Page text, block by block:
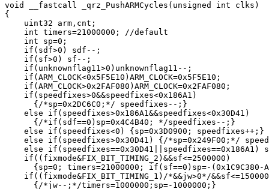
void __fastcall _qrz_PushARMCycles(unsigned int clks)
{
    uint32 arm,cnt;
    int timers=21000000; //default
    int sp=0;
    if(sdf>0) sdf--;
    if(sf>0) sf--;
    if(unknownflag11>0)unknownflag11--;
    if(ARM_CLOCK<0x5F5E10)ARM_CLOCK=0x5F5E10;
    if(ARM_CLOCK>0x2FAF080)ARM_CLOCK=0x2FAF080;
    if(speedfixes>0&&speedfixes<0x186A1)
      {/*sp=0x2DC6C0;*/ speedfixes--;}
    else if(speedfixes>0x186A1&&speedfixes<0x30D41)
      {/*if(sdf==0)sp=0x4C4B40; */speedfixes--;}
    else if(speedfixes<0) {sp=0x3D0900; speedfixes++;}
else if(speedfixes>0x30D41) {/*sp=0x249F00;*/
else if(speedfixes==0x30D41||speedfixes==0x186A1)
    if((fixmode&FIX_BIT_TIMING_2)&&sf<=2500000)
{sp=0; timers=21000000; if(sf==0)sp=-(0x1C9C380-
if((fixmode&FIX_BIT_TIMING_1)/*&&jw>0*/
      {/*jw--;*/timers=1000000;sp=-1000000;}